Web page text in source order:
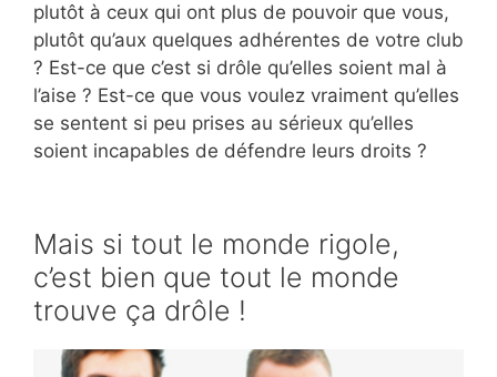
plutôt à ceux qui ont plus de pouvoir que vous,
plutôt qu’aux quelques adhérentes de votre club
? Est-ce que c’est si drôle qu’elles soient mal à
l’aise ? Est-ce que vous voulez vraiment qu’elles
se sentent si peu prises au sérieux qu’elles
soient incapables de défendre leurs droits ?
Mais si tout le monde rigole,
c’est bien que tout le monde
trouve ça drôle !